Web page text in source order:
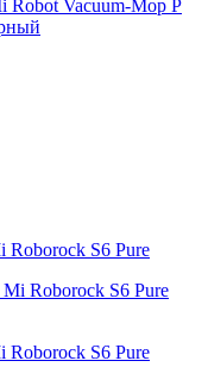
Vacuum-Mop P
Roborock S6 Pure
Roborock S6 Pure